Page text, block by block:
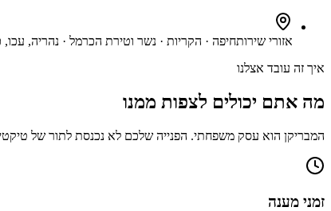
אזורי שירותחיפה · הקריות · נשר וטירת הכרמל · נהריה, עכו,
איך זה עובד אצלנו
מה אתם יכולים לצפות ממנו
המבריקן הוא עסק משפחתי. הפנייה שלכם לא נכנסת לתור של
זמני מענה